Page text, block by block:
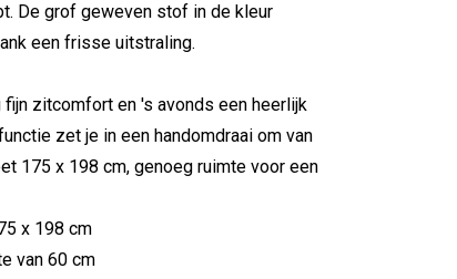
De grof geweven stof in de kleur
een frisse uitstraling.
zitcomfort en 's avonds een heerlijk
zet je in een handomdraai om van
175 x 198 cm, genoeg ruimte voor een
x 198 cm
van 60 cm